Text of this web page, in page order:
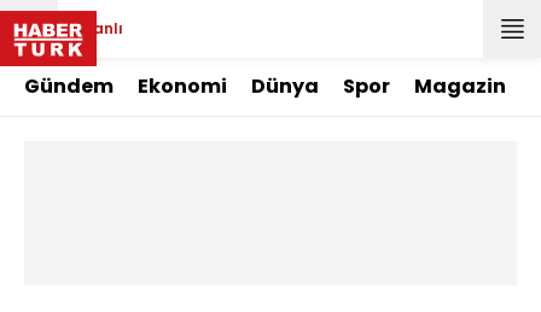
Canlı
Gündem Ekonomi Dünya Spor Magazin